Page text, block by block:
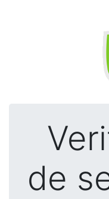
de